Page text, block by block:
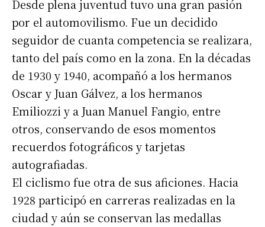
Desde plena juventud tuvo una gran pasión
por el automovilismo. Fue un decidido
seguidor de cuanta competencia se realizara,
tanto del país como en la zona. En la décadas
de 1930 y 1940, acompañó a los hermanos
Oscar y Juan Gálvez, a los hermanos
Emiliozzi y a Juan Manuel Fangio, entre
otros, conservando de esos momentos
recuerdos fotográficos y tarjetas
autografiadas.
El ciclismo fue otra de sus aficiones. Hacia
1928 participó en carreras realizadas en la
ciudad y aún se conservan las medallas